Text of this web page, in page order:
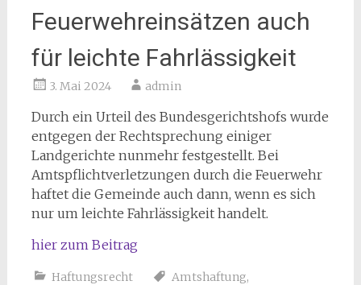
Feuerwehreinsätzen auch
für leichte Fahrlässigkeit
3. Mai 2024 admin
Durch ein Urteil des Bundesgerichtshofs wurde
entgegen der Rechtsprechung einiger
Landgerichte nunmehr festgestellt. Bei
Amtspflichtverletzungen durch die Feuerwehr
haftet die Gemeinde auch dann, wenn es sich
nur um leichte Fahrlässigkeit handelt.
hier zum Beitrag
Haftungsrecht Amtshaftung,